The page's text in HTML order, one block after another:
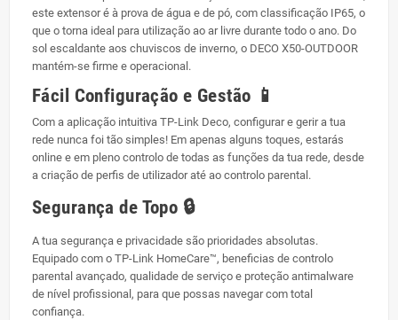
este extensor é à prova de água e de pó, com classificação IP65, o
que o torna ideal para utilização ao ar livre durante todo o ano. Do
sol escaldante aos chuviscos de inverno, o DECO X50-OUTDOOR
mantém-se firme e operacional.
Fácil Configuração e Gestão 📱
Com a aplicação intuitiva TP-Link Deco, configurar e gerir a tua
rede nunca foi tão simples! Em apenas alguns toques, estarás
online e em pleno controlo de todas as funções da tua rede, desde
a criação de perfis de utilizador até ao controlo parental.
Segurança de Topo 🔒
A tua segurança e privacidade são prioridades absolutas.
Equipado com o TP-Link HomeCare™, beneficias de controlo
parental avançado, qualidade de serviço e proteção antimalware
de nível profissional, para que possas navegar com total
confiança.